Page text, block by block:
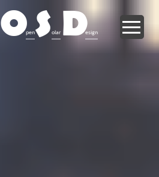
OpenSolar Design